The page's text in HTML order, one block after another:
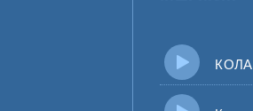
КОЛА